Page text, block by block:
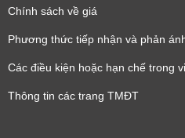
Chính sách về giá
Phương thức tiếp nhận và phản
Các điều kiện hoặc hạn chế trong
Thông tin các trang TMĐT